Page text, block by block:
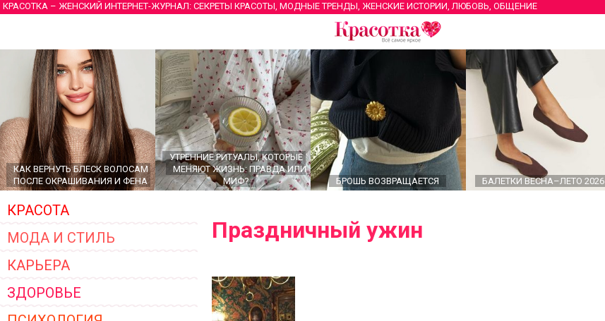
КРАСОТКА – ЖЕНСКИЙ ИНТЕРНЕТ-ЖУРНАЛ: СЕКРЕТЫ КРАСОТЫ, МОДНЫЕ ТРЕНДЫ, ЖЕНСКИЕ ИСТОРИИ, ЛЮБОВЬ, ОБЩЕНИЕ
КАК ВЕРНУТЬ БЛЕСК ВОЛОСАМ
ПОСЛЕ ОКРАШИВАНИЯ И ФЕНА
УТРЕННИЕ РИТУАЛЫ, КОТОРЫЕ
МЕНЯЮТ ЖИЗНЬ: ПРАВДА ИЛИ
МИФ?
БРОШЬ ВОЗВРАЩАЕТСЯ БАЛЕТКИ ВЕСНА–ЛЕТО 2026
ГЛАВНЫЕ ТРЕНДЫ ВЕРХНЕЙ
КРАСОТА
МОДА И СТИЛЬ
КАРЬЕРА
ЗДОРОВЬЕ
Праздничный ужин